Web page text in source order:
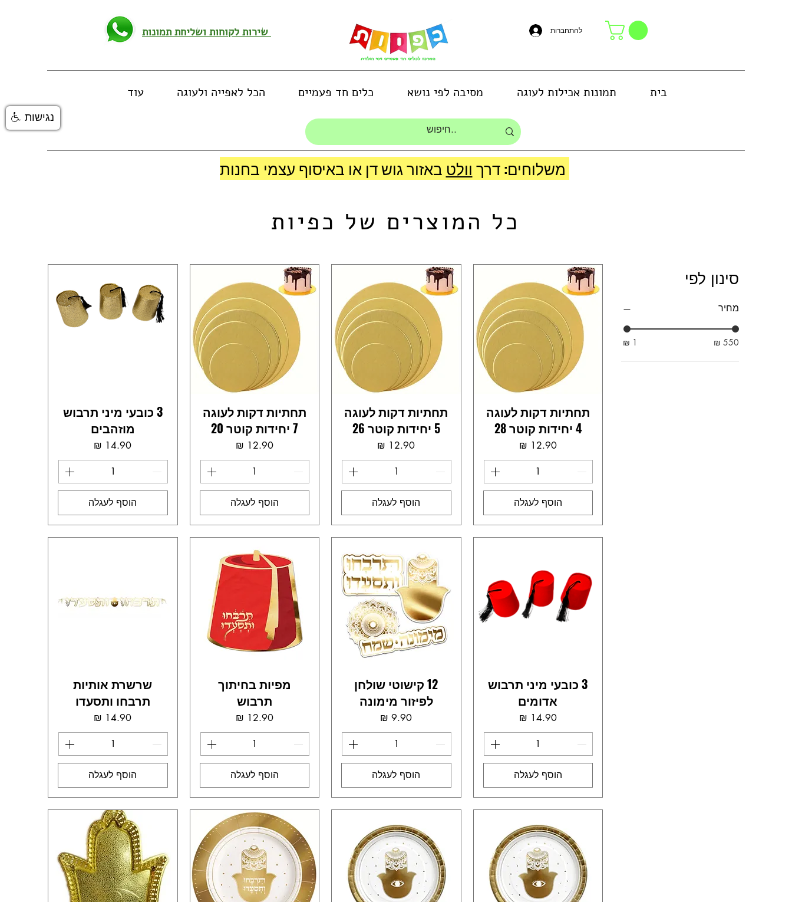
להתחברות
בית תמונות אכילות לעוגה מסיבה לפי נושא כלים חד פעמיים הכל לאפייה ולעוגה עוד
משלוחים: דרך וולט
כל המוצרים של כפיות
סינון לפי
מחיר
תחתיות דקות לעוגה
4 יחידות קוטר 28
מחיר ‏12.90 ‏₪
הוסף לעגלה
תחתיות דקות לעוגה
5 יחידות קוטר 26
מחיר
הוסף לעגלה
תחתיות דקות לעוגה
7 יחידות קוטר 20
מחיר ‏12.90 ‏₪
הוסף לעגלה
3 כובעי מיני תרבוש
מוזהבים
מחיר
הוסף לעגלה
3 כובעי מיני תרבוש
אדומים
מחיר ‏14.90 ‏₪
הוסף לעגלה
12 קישוטי שולחן
לפיזור מימונה
מחיר
הוסף לעגלה
מפיות בחיתוך
תרבוש
מחיר ‏12.90 ‏₪
הוסף לעגלה
שרשרת אותיות
תרבחו ותסעדו
מחיר
הוסף לעגלה
נגישות